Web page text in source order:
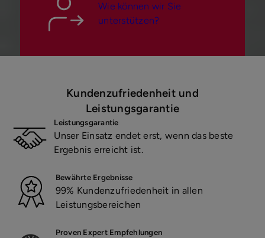
Wie können wir Sie
unterstützen?
Kundenzufriedenheit und
Leistungsgarantie
Leistungsgarantie
Unser Einsatz endet erst, wenn das beste
Ergebnis erreicht ist.
Bewährte Ergebnisse
99% Kundenzufriedenheit in allen
Leistungsbereichen
Proven Expert Empfehlungen